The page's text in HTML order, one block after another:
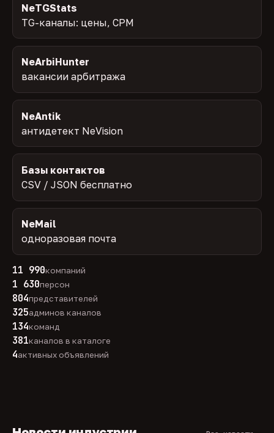
NeTGStats
TG-каналы: цены, CPM
NeArbiHunter
вакансии арбитража
NeAntik
антидетект NeVision
Базы контактов
CSV / JSON бесплатно
NeMail
одноразовая почта
11 990компаний
1 630персон
804представителей
325админов каналов
134команд
381каналов в каталоге
4активных объявлений